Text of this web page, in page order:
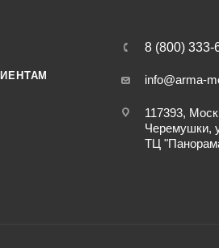
8 (800) 333-
info@arma-
117393,
Черемушки,
ТЦ